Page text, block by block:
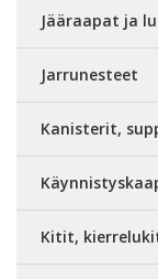
Jääraapat ja
Jarrunesteet
Kanisterit,
Kitit,